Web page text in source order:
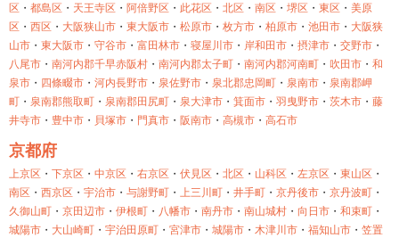
区 ・ 都島区 ・ 天王寺区 ・ 阿倍野区 ・ 此花区 ・ 北区 ・ 南区 ・ 堺区 ・ 東区 ・ 美原
区 ・ 西区 ・ 大阪狭山市 ・ 東大阪市 ・ 松原市 ・ 枚方市 ・ 柏原市 ・ 池田市 ・ 大阪狭
山市 ・ 東大阪市 ・ 守谷市 ・ 富田林市 ・ 寝屋川市 ・ 岸和田市 ・ 摂津市 ・ 交野市 ・
八尾市 ・ 南河内郡千早赤阪村 ・ 南河内郡太子町 ・ 南河内郡河南町 ・ 吹田市 ・ 和
泉市 ・ 四條畷市 ・ 河内長野市 ・ 泉佐野市 ・ 泉北郡忠岡町 ・ 泉南市 ・ 泉南郡岬
町 ・ 泉南郡熊取町 ・ 泉南郡田尻町 ・ 泉大津市 ・ 箕面市 ・ 羽曳野市 ・ 茨木市 ・ 藤
井寺市 ・ 豊中市 ・ 貝塚市 ・ 門真市 ・ 阪南市 ・ 高槻市 ・ 高石市
京都府
上京区 ・ 下京区 ・ 中京区 ・ 右京区 ・ 伏見区 ・ 北区 ・ 山科区 ・ 左京区 ・ 東山区 ・
南区 ・ 西京区 ・ 宇治市 ・ 与謝野町 ・ 上三川町 ・ 井手町 ・ 京丹後市 ・ 京丹波町 ・
久御山町 ・ 京田辺市 ・ 伊根町 ・ 八幡市 ・ 南丹市 ・ 南山城村 ・ 向日市 ・ 和束町 ・
城陽市 ・ 大山崎町 ・ 宇治田原町 ・ 宮津市 ・ 城陽市 ・ 木津川市 ・ 福知山市 ・ 笠置